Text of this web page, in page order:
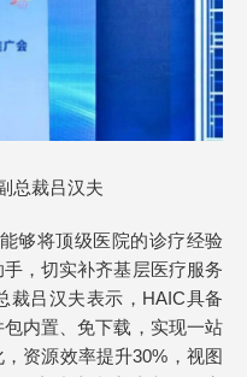
总裁吕汉夫
够将顶级医院的诊疗经验
，切实补齐基层医疗服务
裁吕汉夫表示，HAIC具备
内置、免下载，实现一站
资源效率提升30%，视图